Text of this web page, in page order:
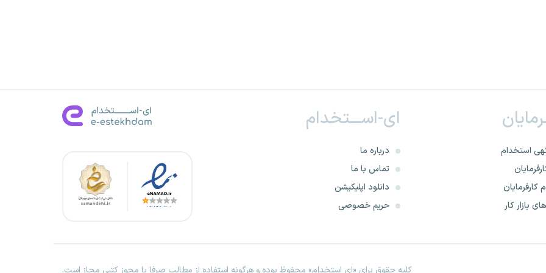
استخدام
کارفرمایان
بازار کار
ای-اســـتخدام
درباره ما
تماس با ما
دانلود اپلیکیشن
حریم خصوصی
کلیه حقوق برای «ای استخدام» محفوظ بوده و هرگونه استفاده از مطالب صرفا با مجوز کتبی مجاز است.